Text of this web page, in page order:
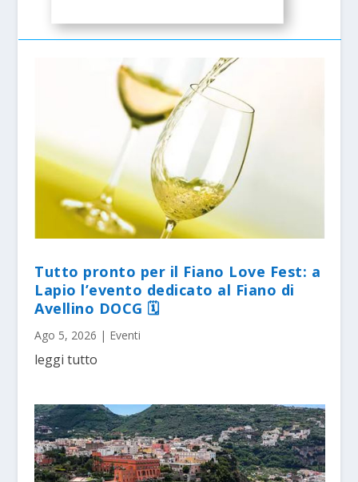
Tutto pronto per il Fiano Love Fest: a
Lapio l’evento dedicato al Fiano di
Avellino DOCG 🗓
Ago 5, 2026 | Eventi
leggi tutto